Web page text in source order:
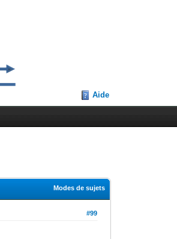
Aide
Modes de sujets
#99